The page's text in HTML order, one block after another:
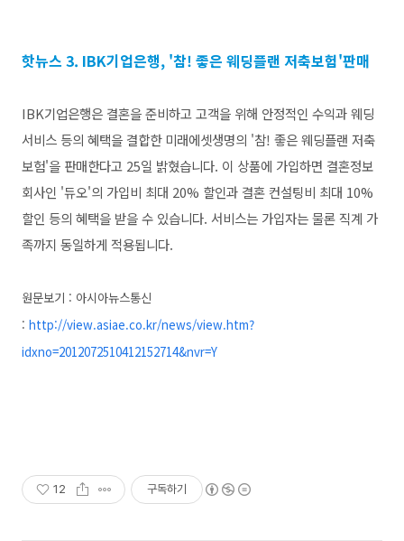
핫뉴스 3. IBK기업은행, '참! 좋은 웨딩플랜 저축보험'판매
IBK기업은행은 결혼을 준비하고 고객을 위해 안정적인 수익과 웨딩
서비스 등의 혜택을 결합한 미래에셋생명의 '참! 좋은 웨딩플랜 저축
보험'을 판매한다고 25일 밝혔습니다. 이 상품에 가입하면 결혼정보
회사인 '듀오'의 가입비 최대 20% 할인과 결혼 컨설팅비 최대 10%
할인 등의 혜택을 받을 수 있습니다. 서비스는 가입자는 물론 직계 가
족까지 동일하게 적용됩니다.
원문보기 : 아시아뉴스통신
: http://view.asiae.co.kr/news/view.htm?
idxno=2012072510412152714&nvr=Y
12 구독하기